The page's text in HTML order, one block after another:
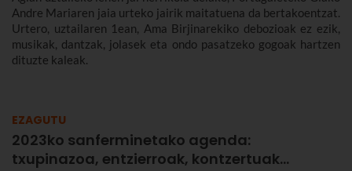
Andre Mariaren jaia urteko jairik maitatuena da bertakoentzat.
Urtero, uztailaren 1ean, Ama Birjinarekiko debozioak ez ezik,
musikak, dantzak, jolasek eta ondo pasatzeko gogoak hartzen
dituzte kaleak.
EZAGUTU
2023ko sanferminetako agenda:
txupinazoa, entzierroak, kontzertuak…